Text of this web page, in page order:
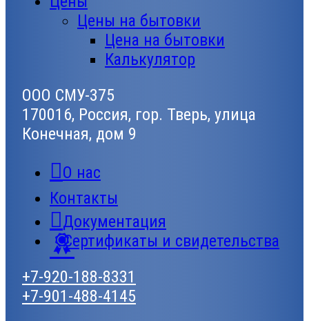
Цены на бытовки
Цена на бытовки
Калькулятор
ООО СМУ-375
170016, Россия, гор. Тверь, улица
Конечная, дом 9
О нас
Контакты
Документация
Сертификаты и свидетельства
+7-920-188-8331
+7-901-488-4145